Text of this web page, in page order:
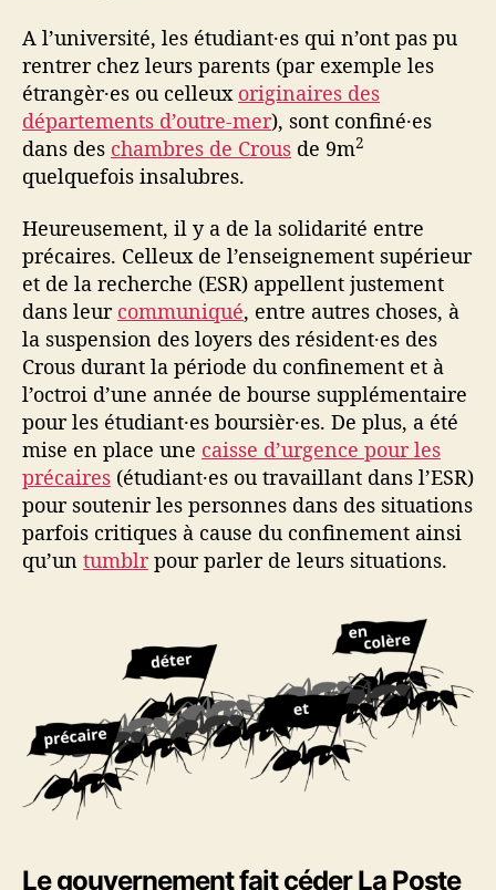
A l’université, les étudiant·es qui n’ont pas pu
rentrer chez leurs parents (par exemple les
étrangèr·es ou celleux originaires des
départements d’outre-mer), sont confiné·es
dans des chambres de Crous de 9m2
quelquefois insalubres.
Heureusement, il y a de la solidarité entre
précaires. Celleux de l’enseignement supérieur
et de la recherche (ESR) appellent justement
dans leur communiqué, entre autres choses, à
la suspension des loyers des résident·es des
Crous durant la période du confinement et à
l’octroi d’une année de bourse supplémentaire
pour les étudiant·es boursièr·es. De plus, a été
mise en place une caisse d’urgence pour les
précaires (étudiant·es ou travaillant dans l’ESR)
pour soutenir les personnes dans des situations
parfois critiques à cause du confinement ainsi
qu’un tumblrpour parler de leurs situations.
Le gouvernement fait céder La Poste